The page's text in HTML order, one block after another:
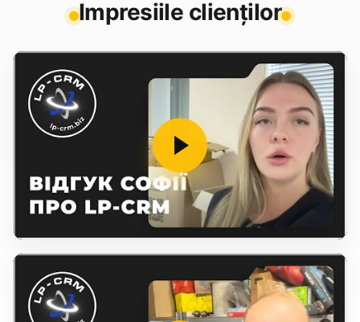
Impresiile clienților